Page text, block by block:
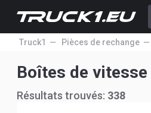
Truck1 Pièces de rechange
Boîtes de
Résultats trouvés: 338